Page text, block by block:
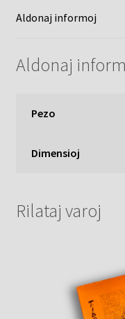
Aldonaj informoj
Aldonaj
Pezo
Dimensioj
Rilataj varoj